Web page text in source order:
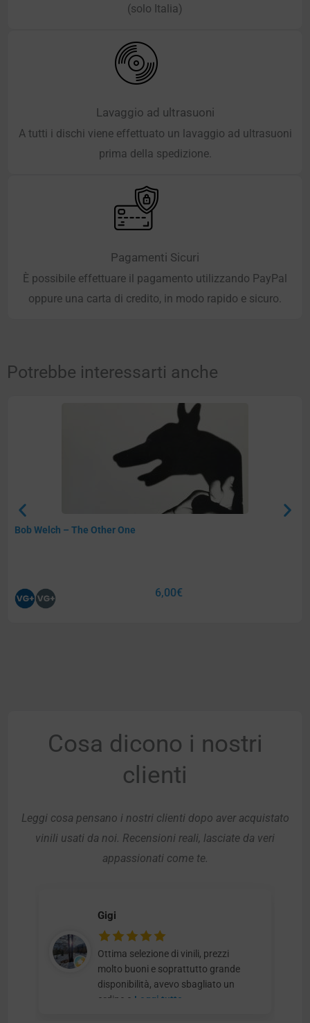
(solo Italia)
Lavaggio ad ultrasuoni
A tutti i dischi viene effettuato un lavaggio ad ultrasuoni
prima della spedizione.
Pagamenti Sicuri
È possibile effettuare il pagamento utilizzando PayPal
oppure una carta di credito, in modo rapido e sicuro.
Potrebbe interessarti anche
Bob Welch – The Other One
6,00€
Cosa dicono i nostri
clienti
Leggi cosa pensano i nostri clienti dopo aver acquistato
vinili usati da noi. Recensioni reali, lasciate da veri
appassionati come te.
Gigi
Ottima selezione di vinili, prezzi
molto buoni e soprattutto grande
disponibilità, avevo sbagliato un
ordine e Leggi tutto